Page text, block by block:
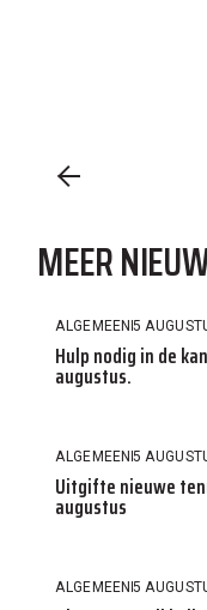
MEER
ALGEMEEN5
Hulp nodig in de
augustus.
ALGEMEEN5
Uitgifte nieuwe
augustus
ALGEMEEN5